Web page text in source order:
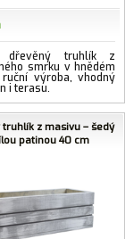
dřevěný truhlík z
smrku v hnědém
výroba, vhodný
i terasu.
z masivu – šedý
patinou 40 cm